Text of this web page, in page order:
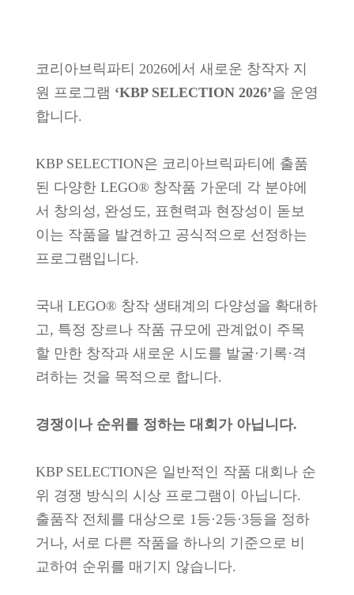
코리아브릭파티 2026에서 새로운 창작자 지
원 프로그램 ‘KBP SELECTION 2026’​을 운영
합니다.
KBP SELECTION은 코리아브릭파티에 출품
된 다양한 LEGO® 창작품 가운데 각 분야에
서 창의성, 완성도, 표현력과 현장성이 돋보
이는 작품을 발견하고 공식적으로 선정하는
프로그램입니다.
국내 LEGO® 창작 생태계의 다양성을 확대하
고, 특정 장르나 작품 규모에 관계없이 주목
할 만한 창작과 새로운 시도를 발굴·기록·격
려하는 것을 목적으로 합니다.
경쟁이나 순위를 정하는 대회가 아닙니다.
KBP SELECTION은 일반적인 작품 대회나 순
위 경쟁 방식의 시상 프로그램이 아닙니다.
출품작 전체를 대상으로 1등·2등·3등을 정하
거나, 서로 다른 작품을 하나의 기준으로 비
교하여 순위를 매기지 않습니다.